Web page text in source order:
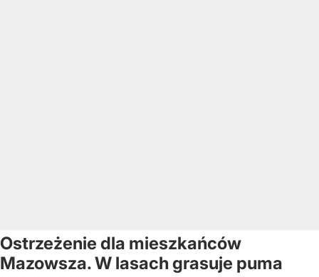
Ostrzeżenie dla mieszkańców
Mazowsza. W lasach grasuje puma